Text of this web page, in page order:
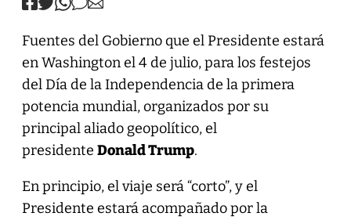
Fuentes del Gobierno que el Presidente estará
en Washington el 4 de julio, para los festejos
del Día de la Independencia de la primera
potencia mundial, organizados por su
principal aliado geopolítico, el
presidente Donald Trump.
En principio, el viaje será “corto”, y el
Presidente estará acompañado por la